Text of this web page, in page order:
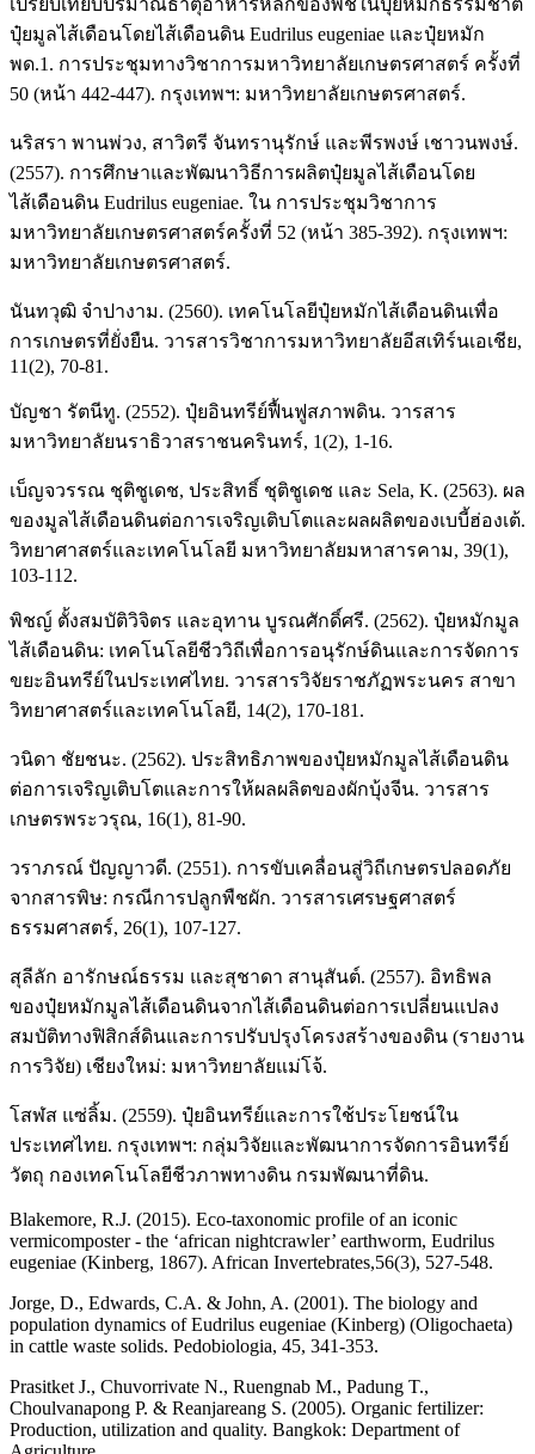
ปุ๋ยมูลไส้เดือนโดยไส้เดือนดิน Eudrilus eugeniae และปุ๋ยหมัก
พด.1. การประชุมทางวิชาการมหาวิทยาลัยเกษตรศาสตร์ ครั้งที่
50 (หน้า 442-447). กรุงเทพฯ: มหาวิทยาลัยเกษตรศาสตร์.
นริสรา พานพ่วง, สาวิตรี จันทรานุรักษ์ และพีรพงษ์ เชาวนพงษ์.
(2557). การศึกษาและพัฒนาวิธีการผลิตปุ๋ยมูลไส้เดือนโดย
ไส้เดือนดิน Eudrilus eugeniae. ใน การประชุมวิชาการ
มหาวิทยาลัยเกษตรศาสตร์ครั้งที่ 52 (หน้า 385-392). กรุงเทพฯ:
มหาวิทยาลัยเกษตรศาสตร์.
นันทวุฒิ จำปางาม. (2560). เทคโนโลยีปุ๋ยหมักไส้เดือนดินเพื่อ
การเกษตรที่ยั่งยืน. วารสารวิชาการมหาวิทยาลัยอีสเทิร์นเอเชีย,
11(2), 70-81.
บัญชา รัตนีทู. (2552). ปุ๋ยอินทรีย์ฟื้นฟูสภาพดิน. วารสาร
มหาวิทยาลัยนราธิวาสราชนครินทร์, 1(2), 1-16.
เบ็ญจวรรณ ชุติชูเดช, ประสิทธิ์ ชุติชูเดช และ Sela, K. (2563). ผล
ของมูลไส้เดือนดินต่อการเจริญเติบโตและผลผลิตของเบบี้ฮ่องเต้.
วิทยาศาสตร์และเทคโนโลยี มหาวิทยาลัยมหาสารคาม, 39(1),
103-112.
พิชญ์ ตั้งสมบัติวิจิตร และอุทาน บูรณศักดิ์ศรี. (2562). ปุ๋ยหมักมูล
ไส้เดือนดิน: เทคโนโลยีชีววิถีเพื่อการอนุรักษ์ดินและการจัดการ
ขยะอินทรีย์ในประเทศไทย. วารสารวิจัยราชภัฏพระนคร สาขา
วิทยาศาสตร์และเทคโนโลยี, 14(2), 170-181.
วนิดา ชัยชนะ. (2562). ประสิทธิภาพของปุ๋ยหมักมูลไส้เดือนดิน
ต่อการเจริญเติบโตและการให้ผลผลิตของผักบุ้งจีน. วารสาร
เกษตรพระวรุณ, 16(1), 81-90.
วราภรณ์ ปัญญาวดี. (2551). การขับเคลื่อนสู่วิถีเกษตรปลอดภัย
จากสารพิษ: กรณีการปลูกพืชผัก. วารสารเศรษฐศาสตร์
ธรรมศาสตร์, 26(1), 107-127.
สุลีลัก อารักษณ์ธรรม และสุชาดา สานุสันต์. (2557). อิทธิพล
ของปุ๋ยหมักมูลไส้เดือนดินจากไส้เดือนดินต่อการเปลี่ยนแปลง
สมบัติทางฟิสิกส์ดินและการปรับปรุงโครงสร้างของดิน (รายงาน
การวิจัย) เชียงใหม่: มหาวิทยาลัยแม่โจ้.
โสฬส แซ่ลิ้ม. (2559). ปุ๋ยอินทรีย์และการใช้ประโยชน์ใน
ประเทศไทย. กรุงเทพฯ: กลุ่มวิจัยและพัฒนาการจัดการอินทรีย์
วัตถุ กองเทคโนโลยีชีวภาพทางดิน กรมพัฒนาที่ดิน.
Blakemore, R.J. (2015). Eco-taxonomic profile of an iconic
vermicomposter - the ‘african nightcrawler’ earthworm, Eudrilus
eugeniae (Kinberg, 1867). African Invertebrates,56(3), 527-548.
Jorge, D., Edwards, C.A. & John, A. (2001). The biology and
population dynamics of Eudrilus eugeniae (Kinberg) (Oligochaeta)
in cattle waste solids. Pedobiologia, 45, 341-353.
Prasitket J., Chuvorrivate N., Ruengnab M., Padung T.,
Choulvanapong P. & Reanjareang S. (2005). Organic fertilizer:
Production, utilization and quality. Bangkok: Department of